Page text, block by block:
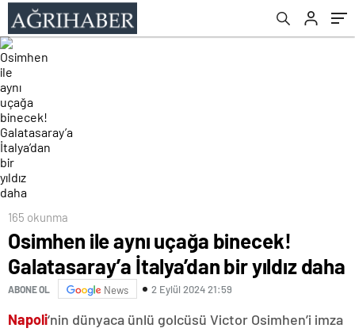
165 okunma
Osimhen ile aynı uçağa binecek!
Galatasaray’a İtalya’dan bir yıldız daha
ABONE OL News 2 Eylül 2024 21:59
Napoli‘nin dünyaca ünlü golcüsü Victor Osimhen’i imza